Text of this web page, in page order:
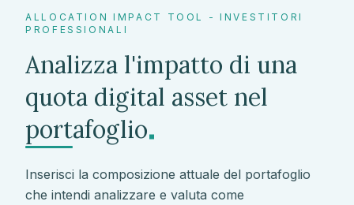
ALLOCATION IMPACT TOOL - INVESTITORI
PROFESSIONALI
Analizza l'impatto di una
quota digital asset nel
portafoglio .
Inserisci la composizione attuale del portafoglio
che intendi analizzare e valuta come